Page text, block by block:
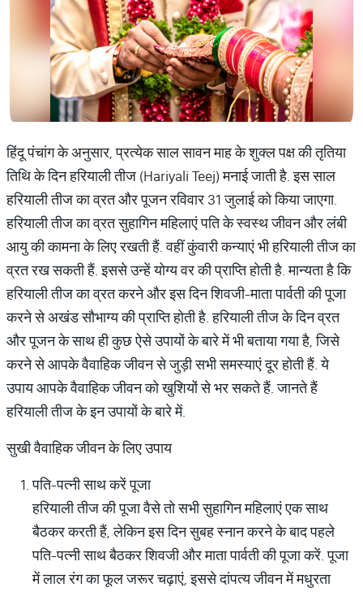
हिंदू पंचांग के अनुसार, प्रत्येक साल सावन माह के शुक्ल पक्ष की तृतिया
तिथि के दिन हरियाली तीज (Hariyali Teej) मनाई जाती है. इस साल
हरियाली तीज का व्रत और पूजन रविवार 31 जुलाई को किया जाएगा.
हरियाली तीज का व्रत सुहागिन महिलाएं पति के स्वस्थ जीवन और लंबी
आयु की कामना के लिए रखती हैं. वहीं कुंवारी कन्याएं भी हरियाली तीज का
व्रत रख सकती हैं. इससे उन्हें योग्य वर की प्राप्ति होती है. मान्यता है कि
हरियाली तीज का व्रत करने और इस दिन शिवजी-माता पार्वती की पूजा
करने से अखंड सौभाग्य की प्राप्ति होती है. हरियाली तीज के दिन व्रत
और पूजन के साथ ही कुछ ऐसे उपायों के बारे में भी बताया गया है, जिसे
करने से आपके वैवाहिक जीवन से जुड़ी सभी समस्याएं दूर होती हैं. ये
उपाय आपके वैवाहिक जीवन को खुशियों से भर सकते हैं. जानते हैं
हरियाली तीज के इन उपायों के बारे में.
सुखी वैवाहिक जीवन के लिए उपाय
पति-पत्नी साथ करें पूजा
हरियाली तीज की पूजा वैसे तो सभी सुहागिन महिलाएं एक साथ
बैठकर करती हैं, लेकिन इस दिन सुबह स्नान करने के बाद पहले
पति-पत्नी साथ बैठकर शिवजी और माता पार्वती की पूजा करें. पूजा
में लाल रंग का फूल जरूर चढ़ाएं, इससे दांपत्य जीवन में मधुरता